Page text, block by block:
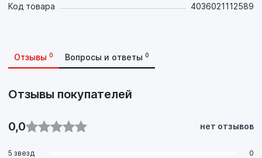
Код товара 4036021112589
Отзывы 0 Вопросы и ответы 0
Отзывы покупателей
0,0 нет отзывов
5 звезд
0